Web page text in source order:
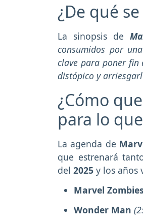
¿De qué
La sinopsis de
consumidos por
clave para poner fin
distópico y
¿Cómo
para lo
La agenda de
que estrenará
del 2025 y los años
Marvel Zombies
Wonder Man